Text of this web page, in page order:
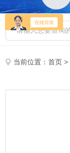
当前位置：首页 >